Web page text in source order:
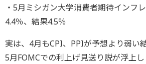
・5月ミシガン大学消費者期待インフ
4.4％、結果4.5％
実は、4月もCPI、PPIが予想より弱い
5月FOMCでの利上げ見送り説が浮上